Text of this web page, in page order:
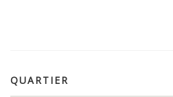
QUARTIER